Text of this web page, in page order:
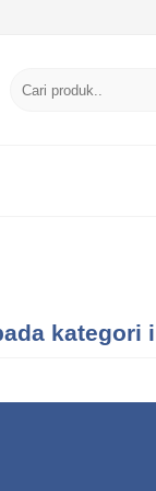
kategori